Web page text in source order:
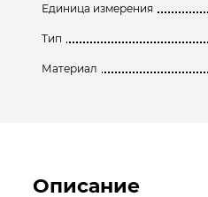
Единица измерения
Тип
Материал
Описание